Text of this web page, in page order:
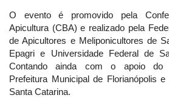
O evento é promovido pela
Apicultura (CBA) e realizado pela
de Apicultores e Meliponicultores de
Epagri e Universidade Federal de
Contando ainda com o apoio do
Prefeitura Municipal de Florianópolis
Santa Catarina.